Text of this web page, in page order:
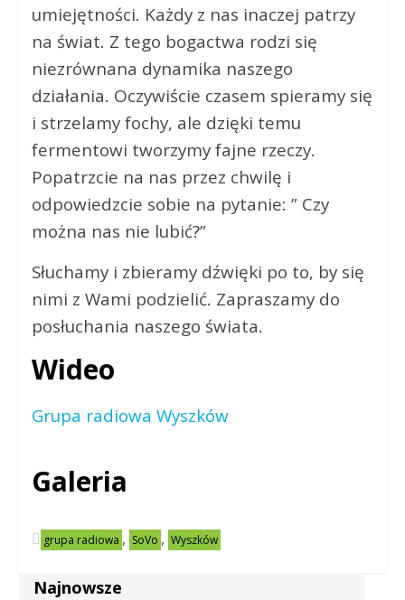
umiejętności. Każdy z nas inaczej patrzy
na świat. Z tego bogactwa rodzi się
niezrównana dynamika naszego
działania. Oczywiście czasem spieramy się
i strzelamy fochy, ale dzięki temu
fermentowi tworzymy fajne rzeczy.
Popatrzcie na nas przez chwilę i
odpowiedzcie sobie na pytanie: ” Czy
można nas nie lubić?”
Słuchamy i zbieramy dźwięki po to, by się
nimi z Wami podzielić. Zapraszamy do
posłuchania naszego świata.
Wideo
Grupa radiowa Wyszków
Galeria
grupa radiowa , SoVo , Wyszków
Najnowsze